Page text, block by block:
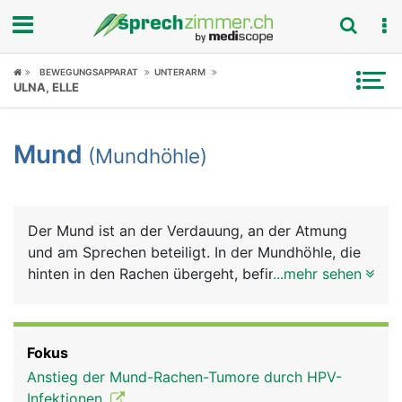
Fokus
Symptome
News
Rubriken
BEWEGUNGSAPPARAT UNTERARM
ULNA, ELLE
Mund (Mundhöhle)
Der Mund ist an der Verdauung, an der Atmung
und am Sprechen beteiligt. In der Mundhöhle, die
hinten in den Rachen übergeht, befinden sich die
Speicheldrüsen und Schleimzellen der
Mundschleimhaut ständig feucht gehalten. Den
...mehr sehen
Fokus
Anstieg der Mund-Rachen-Tumore durch HPV-
Infektionen